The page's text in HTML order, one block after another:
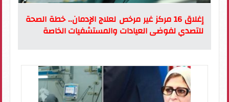
إغلاق 16 مركز غير مرخص لعلاج الإدمان.. خطة الصحة
للتصدي لفوضى العيادات والمستشفيات الخاصة